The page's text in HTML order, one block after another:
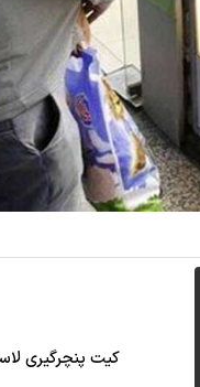
کیت پنچرگیری